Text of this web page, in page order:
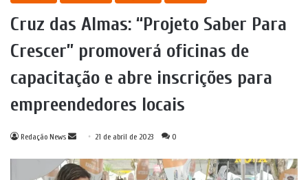
Cruz das Almas: “Projeto Saber Para
Crescer” promoverá oficinas de
capacitação e abre inscrições para
empreendedores locais
Redação News
Mande
e-
21 de abril de 2023 0